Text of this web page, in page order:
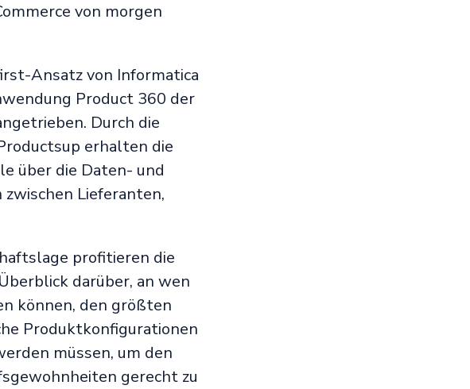
von morgen
Ansatz von Informatica
Product 360 der
Durch die
erhalten die
über die Daten- und
Lieferanten,
profitieren die
darüber, an wen
können, den größten
Produktkonfigurationen
müssen, um den
gerecht zu